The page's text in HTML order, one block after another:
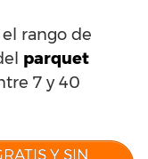
rango de
parquet
7 y 40
Y SIN